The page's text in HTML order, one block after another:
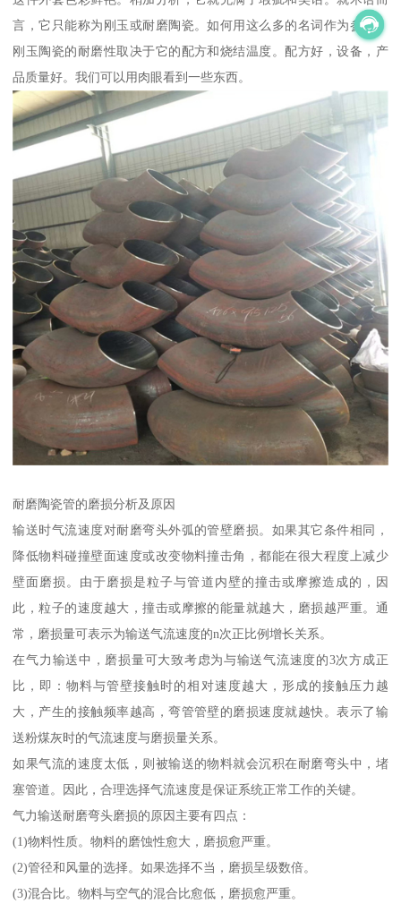
言，它只能称为刚玉或耐磨陶瓷。如何用这么多的名词作为参考，
刚玉陶瓷的耐磨性取决于它的配方和烧结温度。配方好，设备，产
品质量好。我们可以用肉眼看到一些东西。
耐磨陶瓷管的磨损分析及原因
输送时气流速度对耐磨弯头外弧的管壁磨损。如果其它条件相同，
降低物料碰撞壁面速度或改变物料撞击角，都能在很大程度上减少
壁面磨损。由于磨损是粒子与管道内壁的撞击或摩擦造成的，因
此，粒子的速度越大，撞击或摩擦的能量就越大，磨损越严重。通
常，磨损量可表示为输送气流速度的n次正比例增长关系。
在气力输送中，磨损量可大致考虑为与输送气流速度的3次方成正
比，即：物料与管壁接触时的相对速度越大，形成的接触压力越
大，产生的接触频率越高，弯管管壁的磨损速度就越快。表示了输
送粉煤灰时的气流速度与磨损量关系。
如果气流的速度太低，则被输送的物料就会沉积在耐磨弯头中，堵
塞管道。因此，合理选择气流速度是保证系统正常工作的关键。
气力输送耐磨弯头磨损的原因主要有四点：
(1)物料性质。物料的磨蚀性愈大，磨损愈严重。
(2)管径和风量的选择。如果选择不当，磨损呈级数倍。
(3)混合比。物料与空气的混合比愈低，磨损愈严重。